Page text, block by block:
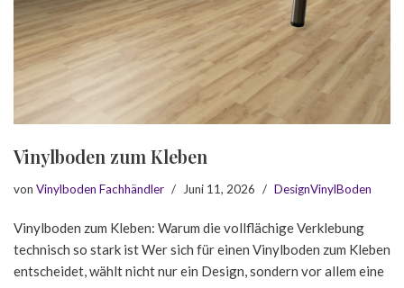
Vinylboden zum Kleben
von Vinylboden Fachhändler Juni 11, 2026 DesignVinylBoden
Vinylboden zum Kleben: Warum die vollflächige Verklebung
technisch so stark ist Wer sich für einen Vinylboden zum Kleben
entscheidet, wählt nicht nur ein Design, sondern vor allem eine